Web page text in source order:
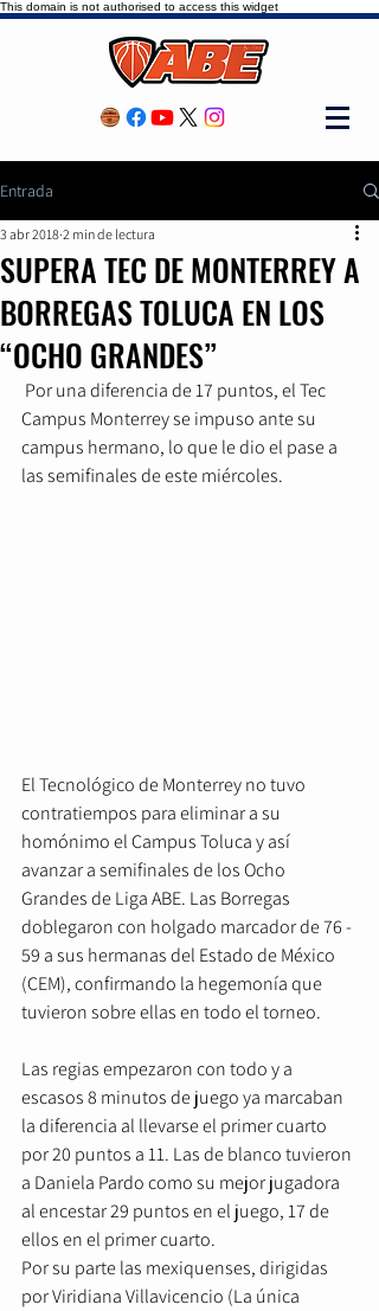
This domain is not authorised to access this widget
Entrada
SUPERA TEC DE MONTERREY A
BORREGAS TOLUCA EN LOS
“OCHO GRANDES”
3 abr 2018 2 min de lectura
Campus Monterrey se impuso ante su
campus hermano, lo que le dio el pase a
las semifinales de este miércoles.
El Tecnológico de Monterrey no tuvo
contratiempos para eliminar a su
homónimo el Campus Toluca y así
avanzar a semifinales de los Ocho
Grandes de Liga ABE. Las Borregas
doblegaron con holgado marcador de 76 -
59 a sus hermanas del Estado de México
(CEM), confirmando la hegemonía que
tuvieron sobre ellas en todo el torneo.
Las regias empezaron con todo y a
escasos 8 minutos de juego ya marcaban
la diferencia al llevarse el primer cuarto
por 20 puntos a 11. Las de blanco tuvieron
a Daniela Pardo como su mejor jugadora
al encestar 29 puntos en el juego, 17 de
ellos en el primer cuarto.
Por su parte las mexiquenses, dirigidas
por Viridiana Villavicencio (La única